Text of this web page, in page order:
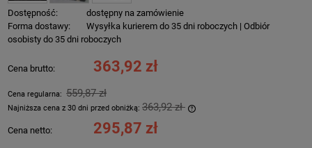
Dostępność:
dostępny na zamówienie
Forma dostawy:
Wysyłka kurierem do 35 dni roboczych | Odbiór
osobisty do 35 dni roboczych
Cena brutto: 363,92 zł
Cena regularna: 559,87 zł
Najniższa cena z 30 dni przed obniżką: 363,92 zł
Cena netto: 295,87 zł